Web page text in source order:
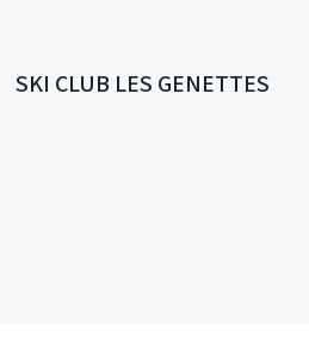
SKI CLUB LES GENETTES